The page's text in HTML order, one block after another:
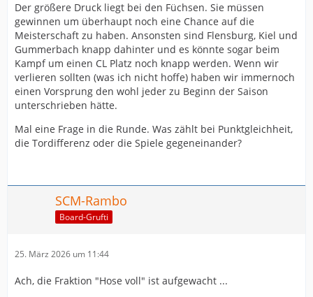
Der größere Druck liegt bei den Füchsen. Sie müssen
gewinnen um überhaupt noch eine Chance auf die
Meisterschaft zu haben. Ansonsten sind Flensburg, Kiel und
Gummerbach knapp dahinter und es könnte sogar beim
Kampf um einen CL Platz noch knapp werden. Wenn wir
verlieren sollten (was ich nicht hoffe) haben wir immernoch
einen Vorsprung den wohl jeder zu Beginn der Saison
unterschrieben hätte.
Mal eine Frage in die Runde. Was zählt bei Punktgleichheit,
die Tordifferenz oder die Spiele gegeneinander?
SCM-Rambo
Board-Grufti
25. März 2026 um 11:44
Ach, die Fraktion "Hose voll" ist aufgewacht ...